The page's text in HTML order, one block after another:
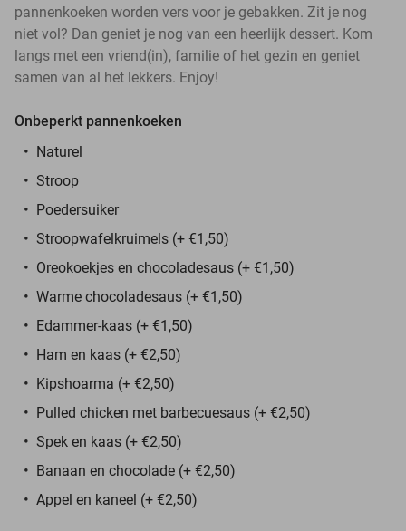
pannenkoeken worden vers voor je gebakken. Zit je nog
niet vol? Dan geniet je nog van een heerlijk dessert. Kom
langs met een vriend(in), familie of het gezin en geniet
samen van al het lekkers. Enjoy!
Onbeperkt pannenkoeken
Naturel
Stroop
Poedersuiker
Stroopwafelkruimels (+ €1,50)
Oreokoekjes en chocoladesaus (+ €1,50)
Warme chocoladesaus (+ €1,50)
Edammer-kaas (+ €1,50)
Ham en kaas (+ €2,50)
Kipshoarma (+ €2,50)
Pulled chicken met barbecuesaus (+ €2,50)
Spek en kaas (+ €2,50)
Banaan en chocolade (+ €2,50)
Appel en kaneel (+ €2,50)